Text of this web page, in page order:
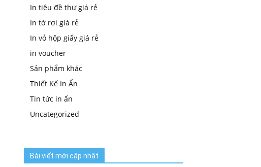
In tiêu đề thư giá rẻ
In tờ rơi giá rẻ
In vỏ hộp giấy giá rẻ
in voucher
Sản phẩm khác
Thiết Kế In Ấn
Tin tức in ấn
Uncategorized
Bài viết mới cập nhật